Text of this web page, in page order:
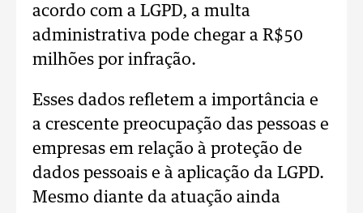
acordo com a LGPD, a multa
administrativa pode chegar a R$50
milhões por infração.
Esses dados refletem a importância e
a crescente preocupação das pessoas e
empresas em relação à proteção de
dados pessoais e à aplicação da LGPD.
Mesmo diante da atuação ainda